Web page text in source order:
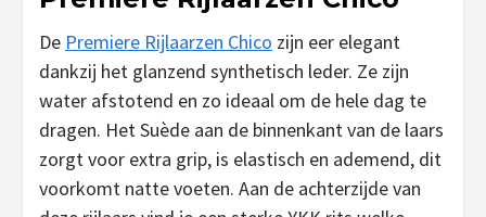
De Premiere Rijlaarzen Chico zijn eer elegant
dankzij het glanzend synthetisch leder. Ze zijn
water afstotend en zo ideaal om de hele dag te
dragen. Het Suède aan de binnenkant van de laars
zorgt voor extra grip, is elastisch en ademend, dit
voorkomt natte voeten. Aan de achterzijde van